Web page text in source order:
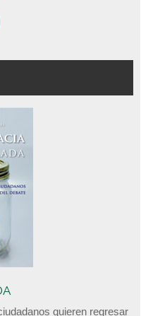
quieren regresar